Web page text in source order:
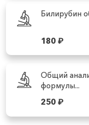
Билирубин
180₽
Общий
формулы...
250₽